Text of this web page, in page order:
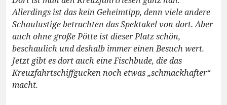
Allerdings ist das kein Geheimtipp, denn viele andere
Schaulustige betrachten das Spektakel von dort. Aber
auch ohne große Pötte ist dieser Platz schön,
beschaulich und deshalb immer einen Besuch wert.
Jetzt gibt es dort auch eine Fischbude, die das
Kreuzfahrtschiffgucken noch etwas „schmackhafter“
macht.